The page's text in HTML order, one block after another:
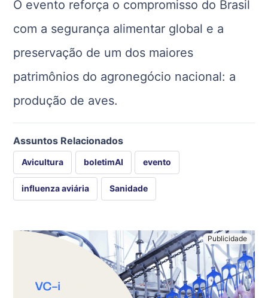
O evento reforça o compromisso do Brasil
com a segurança alimentar global e a
preservação de um dos maiores
patrimônios do agronegócio nacional: a
produção de aves.
Assuntos Relacionados
Avicultura boletimAI evento
influenza aviária Sanidade